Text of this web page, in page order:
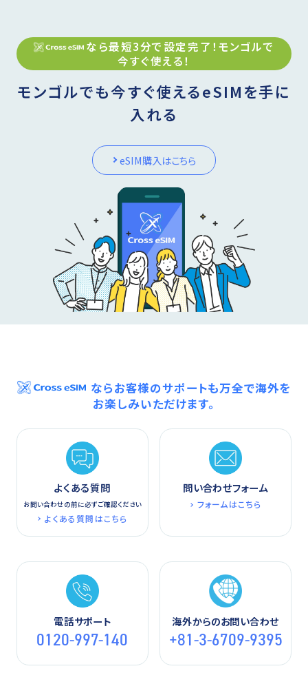
なら最短3分で設定完了！モンゴルで
今すぐ使える！
モンゴルでも今すぐ使えるeSIMを手に
入れる
eSIM購入はこちら
ならお客様のサポートも万全で海外を
お楽しみいただけます。
よくある質問
お問い合わせの前に必ずご確認ください
よくある質問はこちら
問い合わせフォーム
フォームはこちら
電話サポート
0120-997-140
海外からのお問い合わせ
+81-3-6709-9395